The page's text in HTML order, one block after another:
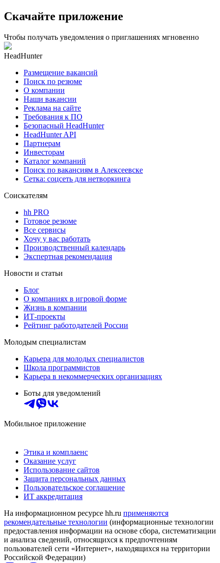
Скачайте приложение
Чтобы получать уведомления о приглашениях мгновенно
HeadHunter
Размещение вакансий
Поиск по резюме
О компании
Наши вакансии
Реклама на сайте
Требования к ПО
Безопасный HeadHunter
HeadHunter API
Партнерам
Инвесторам
Каталог компаний
Поиск по вакансиям в Алексеевске
Сетка: соцсеть для нетворкинга
Соискателям
hh PRO
Готовое резюме
Все сервисы
Хочу у вас работать
Производственный календарь
Экспертная рекомендация
Новости и статьи
Блог
О компаниях в игровой форме
Жизнь в компании
ИТ-проекты
Рейтинг работодателей России
Молодым специалистам
Карьера для молодых специалистов
Школа программистов
Карьера в некоммерческих организациях
Боты для уведомлений
Мобильное приложение
Этика и комплаенс
Оказание услуг
Использование сайтов
Защита персональных данных
Пользовательское соглашение
ИТ аккредитация
На информационном ресурсе hh.ru применяются
рекомендательные технологии (информационные технологии
предоставления информации на основе сбора, систематизации
и анализа сведений, относящихся к предпочтениям
пользователей сети «Интернет», находящихся на территории
Российской Федерации)